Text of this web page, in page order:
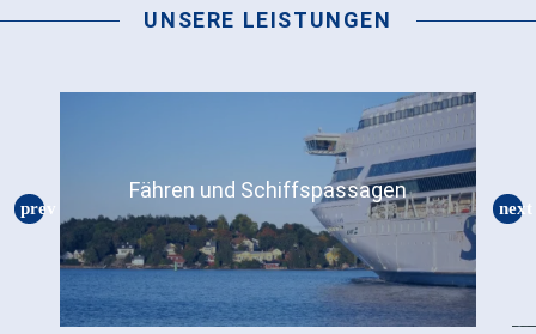
UNSERE LEISTUNGEN
Fähren und Schiffspassagen